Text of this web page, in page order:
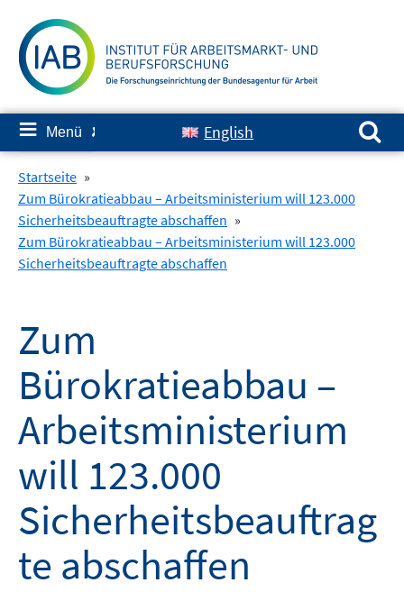
zum
Inhalt
≡ Menü ✘ English
Suchen nach:
Startseite »
Zum Bürokratieabbau – Arbeitsministerium will 123.000
Sicherheitsbeauftragte abschaffen »
Zum Bürokratieabbau – Arbeitsministerium will 123.000
Sicherheitsbeauftragte abschaffen
Zum
Bürokratieabbau –
Arbeitsministerium
will 123.000
Sicherheitsbeauftrag
te abschaffen